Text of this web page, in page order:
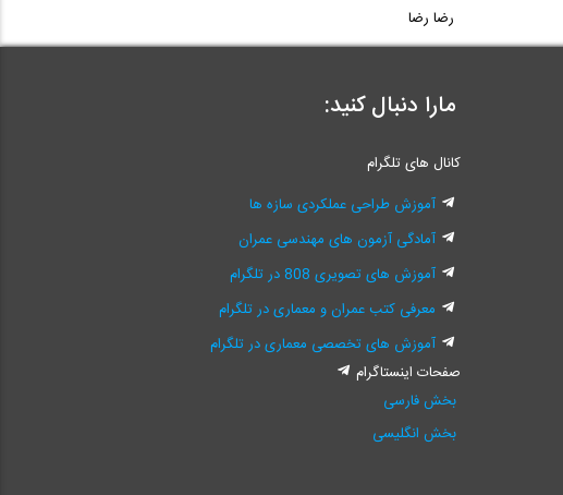
رضا رضا
مارا دنبال کنید:
کانال های تلگرام
آموزش طراحی عملکردی سازه ها
آمادگی آزمون های مهندسی عمران
آموزش های تصویری 808 در تلگرام
معرفی کتب عمران و معماری در تلگرام
آموزش های تخصصی معماری در تلگرام
صفحات اینستاگرام
بخش فارسی
بخش انگلیسی